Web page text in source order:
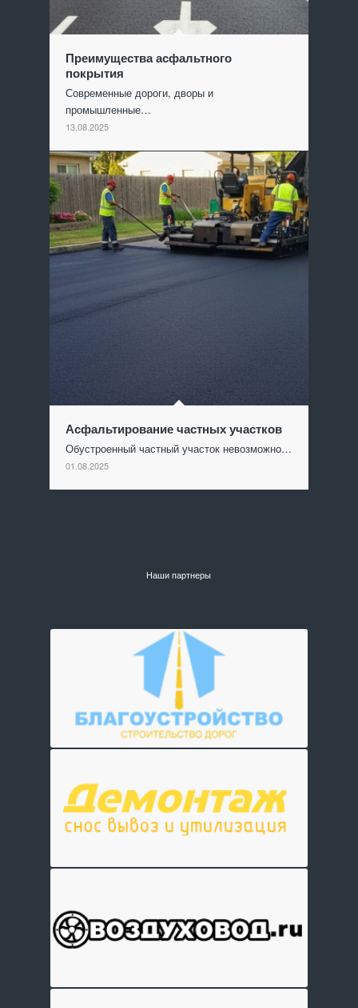
Преимущества асфальтного
покрытия
Современные дороги, дворы и
промышленные…
13.08.2025
Асфальтирование частных участков
Обустроенный частный участок невозможно…
01.08.2025
Наши партнеры